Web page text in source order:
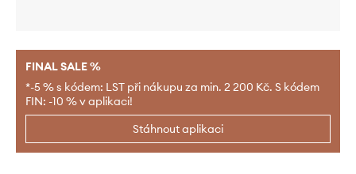
FINAL SALE %
*-5 % s kódem: LST při nákupu za min. 2 200 Kč. S kódem
FIN: -10 % v aplikaci!
Stáhnout aplikaci